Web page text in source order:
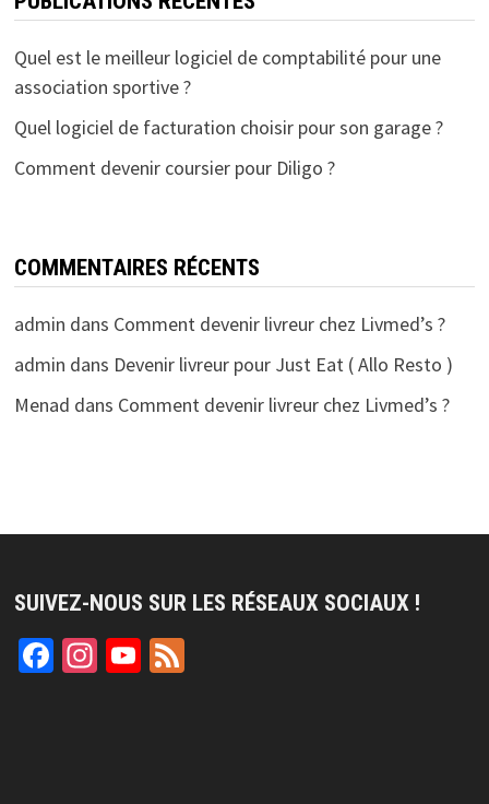
Quel est le meilleur logiciel de comptabilité pour une
association sportive ?
Quel logiciel de facturation choisir pour son garage ?
Comment devenir coursier pour Diligo ?
COMMENTAIRES RÉCENTS
admin dans Comment devenir livreur chez Livmed’s ?
admin dans Devenir livreur pour Just Eat ( Allo Resto )
Menad dans Comment devenir livreur chez Livmed’s ?
SUIVEZ-NOUS SUR LES RÉSEAUX SOCIAUX !
Facebook
Instagram
YouTube
Feed